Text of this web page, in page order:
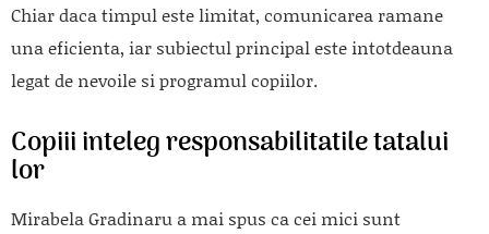
Chiar daca timpul este limitat, comunicarea ramane
una eficienta, iar subiectul principal este intotdeauna
legat de nevoile si programul copiilor.
Copiii inteleg responsabilitatile tatalui
lor
Mirabela Gradinaru a mai spus ca cei mici sunt